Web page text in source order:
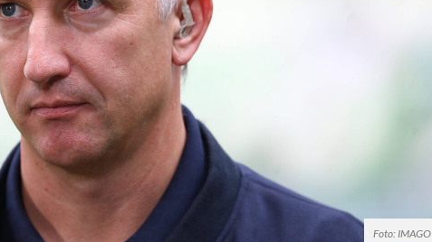
Foto: IMAGO